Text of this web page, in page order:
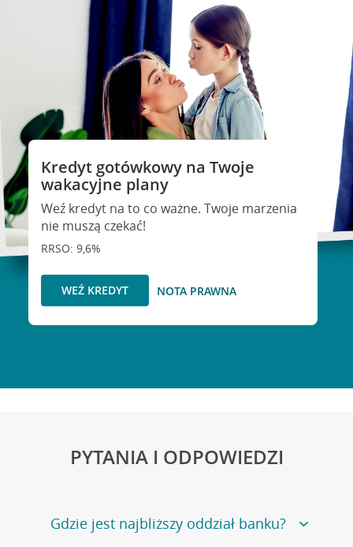
Kredyt gotówkowy na Twoje
wakacyjne plany
Weź kredyt na to co ważne. Twoje marzenia
nie muszą czekać!
RRSO: 9,6%
WEŹ KREDYT NOTA PRAWNA
PYTANIA I ODPOWIEDZI
Gdzie jest najbliższy oddział banku?